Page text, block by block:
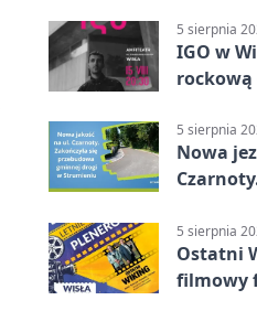
5 sierpnia
IGO w
5 sierpnia
Nowa
5 sierpnia
Ostatni
filmowy